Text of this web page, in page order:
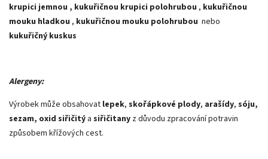
krupici jemnou , kukuřičnou krupici polohrubou , kukuřičnou
mouku hladkou , kukuřičnou mouku polohrubou nebo
kukuřičný kuskus
Alergeny:
Výrobek může obsahovat lepek, skořápkové plody, arašídy, sóju,
sezam, oxid siřičitý a siřičitany z důvodu zpracování potravin
způsobem křížových cest.